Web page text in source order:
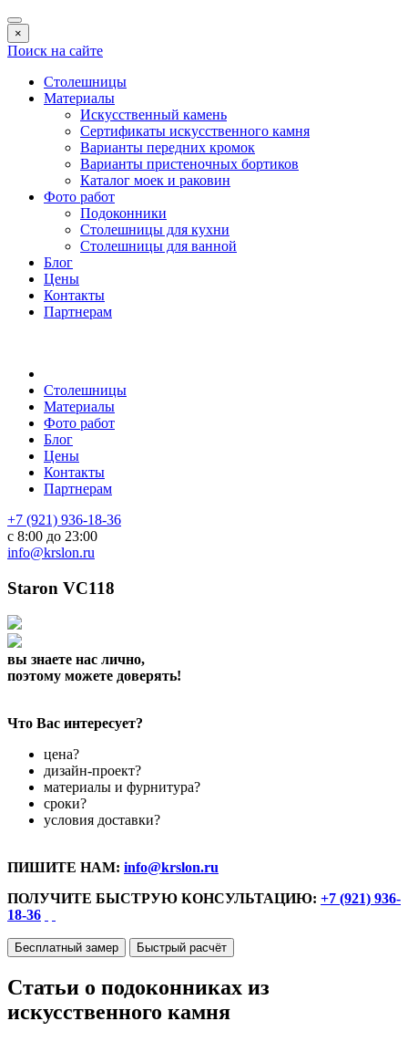
×
Поиск на сайте
Столешницы
Материалы
Искусственный камень
Сертификаты искусственного камня
Варианты передних кромок
Варианты пристеночных бортиков
Каталог моек и раковин
Фото работ
Подоконники
Столешницы для кухни
Столешницы для ванной
Блог
Цены
Контакты
Партнерам
Столешницы
Материалы
Фото работ
Блог
Цены
Контакты
Партнерам
+7 (921) 936-18-36
с 8:00 до 23:00
info@krslon.ru
Staron VC118
вы знаете нас лично,
поэтому можете доверять!
Что Вас интересует?
цена?
дизайн-проект?
материалы и фурнитура?
сроки?
условия доставки?
ПИШИТЕ НАМ: info@krslon.ru
ПОЛУЧИТЕ БЫСТРУЮ КОНСУЛЬТАЦИЮ: +7 (921) 936-
18-36
Бесплатный замер Быстрый расчёт
Статьи о подоконниках из
искусственного камня